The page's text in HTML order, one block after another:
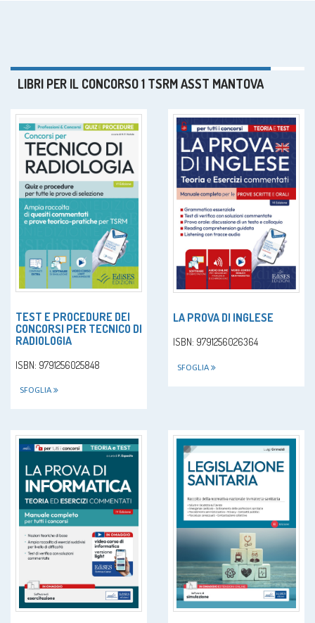
LIBRI PER IL CONCORSO 1 TSRM ASST MANTOVA
TEST E PROCEDURE DEI
CONCORSI PER TECNICO DI
RADIOLOGIA
ISBN: 9791256025848
SFOGLIA
LA PROVA DI INGLESE
ISBN: 9791256026364
SFOGLIA